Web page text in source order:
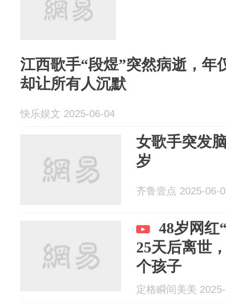
江西歌手“段煜”突然病逝，年
却让所有人沉默
快乐娱文 2025-06-04
女歌手突发
岁
齐鲁壹点 2025-06-
48岁网红
25天后离世
个孩子
定格瞬间美美